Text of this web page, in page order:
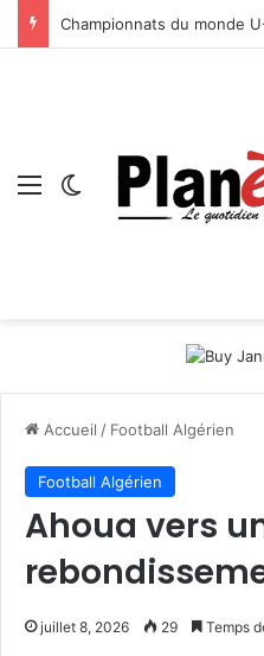
Menu Switch skin
Accueil / Football Algérien
Football Algérien
Ahoua vers
juillet 8, 2026 29 Temps